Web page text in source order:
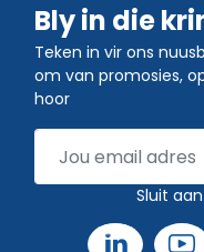
Bly in die
Teken in vir ons
om van promosies,
hoor
Sluit